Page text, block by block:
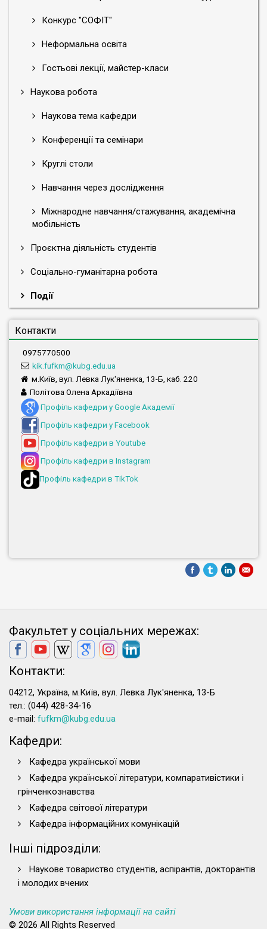
Конкурс "СОФІТ"
Неформальна освіта
Гостьові лекції, майстер-класи
Наукова робота
Наукова тема кафедри
Конференції та семінари
Круглі столи
Навчання через дослідження
Міжнародне навчання/стажування, академічна
мобільність
Проєктна діяльність студентів
Соціально-гуманітарна робота
Події
Контакти
0975770500
kik.fufkm@kubg.edu.ua
м.Київ, вул. Левка Лук'яненка, 13-Б, каб. 220
Політова Олена Аркадіївна
Профіль кафедри у Google Академії
Профіль кафедри у Facebook
Профіль кафедри в Youtube
Профіль кафедри в Instagram
Профіль кафедри в TikTok
Факультет у соціальних мережах:
Контакти:
04212, Україна, м.Київ, вул. Левка Лук'яненка, 13-Б
тел.: (044) 428-34-16
e-mail: fufkm@kubg.edu.ua
Кафедри:
Кафедра української мови
Кафедра української літератури, компаративістики і
грінченкознавства
Кафедра світової літератури
Кафедра інформаційних комунікацій
Інші підрозділи:
Наукове товариство студентів, аспірантів, докторантів
і молодих вчених
Умови використання інформації на сайті
© 2026 All Rights Reserved